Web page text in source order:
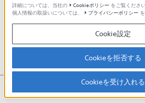
通話できない
周囲の無線通信や、無線LAN
の影響を受けて、通話に影響
ります。
ご利用環境を変更していただ
ているBluetooth機器とヘッ
詳細については、当社の
Cookieポリシー をご覧ください
個人情報の取扱いについては、
プライバシーポリシー
Cookie設定
Cookieを拒否する
Cookieを受け入れる
thumb_down